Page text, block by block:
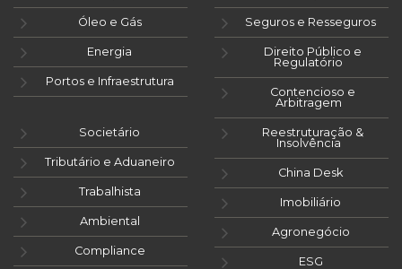
Óleo e Gás
Energia
Portos e Infraestrutura
Seguros e Resseguros
Direito Público e
Regulatório
Contencioso e
Arbitragem
Societário
Tributário e Aduaneiro
Trabalhista
Ambiental
Compliance
Reestruturação &
Insolvência
China Desk
Imobiliário
Agronegócio
ESG